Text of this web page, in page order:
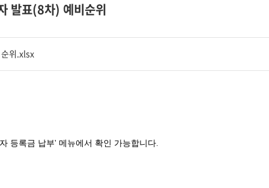
발표(8차) 예비순위
위.xlsx
등록금 납부' 메뉴에서 확인 가능합니다.